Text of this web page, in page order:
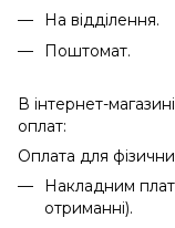
На відділення.
Поштомат.
В інтернет-
оплат:
Оплата для
Накладним
отриманні).